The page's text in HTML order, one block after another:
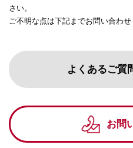
さい。
ご不明な点は下記までお問い合わせ
よくあるご質
お問